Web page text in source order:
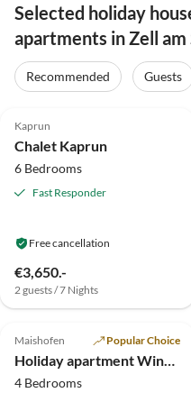
Selected holiday
apartments in Zell am
Recommended Guests
Top-Listing
Kaprun
Chalet Kaprun
6 Bedrooms
Fast Responder
Free cancellation
€3,650.-
2 guests / 7 Nights
Top-Listing
5.0 (3)
Maishofen Popular Choice
4 Bedrooms